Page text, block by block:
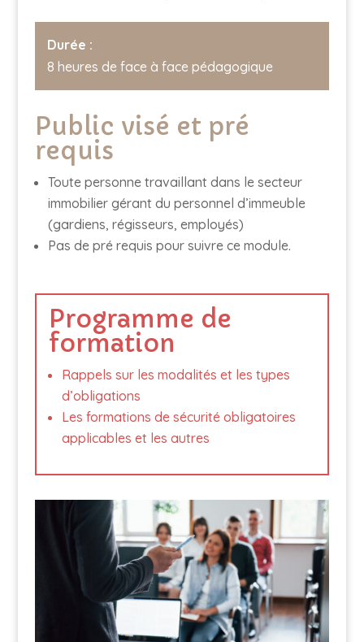
Durée :
8 heures de face à face pédagogique
Public visé et pré
requis
Toute personne travaillant dans le secteur
immobilier gérant du personnel d’immeuble
(gardiens, régisseurs, employés)
Pas de pré requis pour suivre ce module.
Programme de
formation
Rappels sur les modalités et les types
d’obligations
Les formations de sécurité obligatoires
applicables et les autres